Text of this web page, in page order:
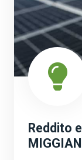
Reddito